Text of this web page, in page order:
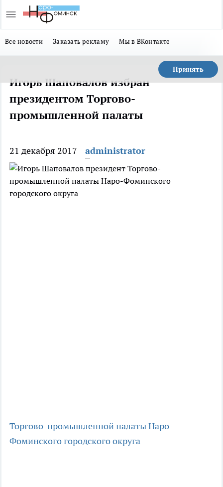
Все новости Заказать рекламу Мы в ВКонтакте
Принять
Игорь Шаповалов избран
президентом Торгово-
промышленной палаты
21 декабря 2017 administrator
Торгово-промышленной палаты Наро-
Фоминского городского округа